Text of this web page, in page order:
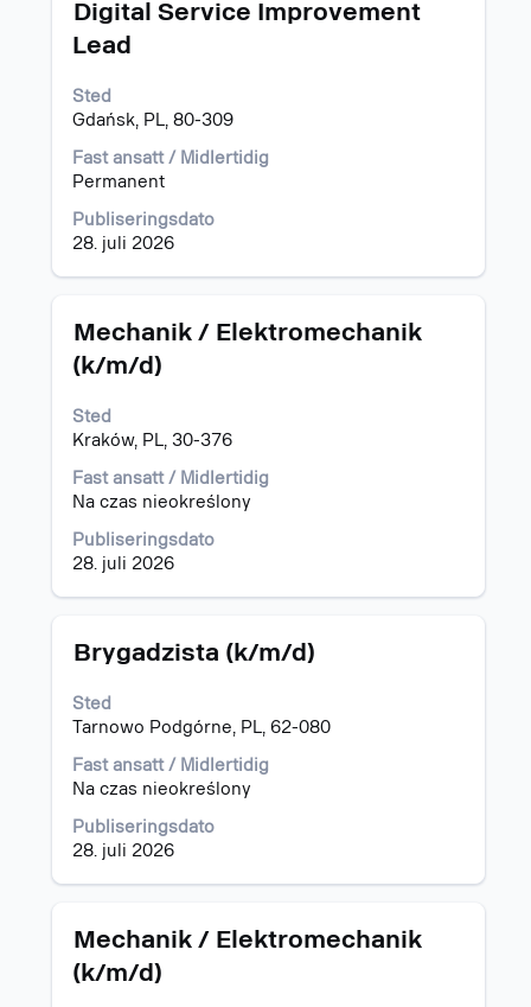
Tittel
Digital Service Improvement
Lead
Sted
Gdańsk, PL, 80-309
Fast ansatt / Midlertidig
Permanent
Publiseringsdato
28. juli 2026
Velg
med
mellomromstasten
å
vise
det
fullstendige
i
jobbinformasjonen.
Tittel
Mechanik / Elektromechanik
(k/m/d)
Sted
Kraków, PL, 30-376
Fast ansatt / Midlertidig
Na czas nieokreślony
Publiseringsdato
28. juli 2026
Velg
mellomromstasten
å
vise
det
fullstendige
i
jobbinformasjonen.
Tittel
Brygadzista (k/m/d)
Sted
Tarnowo Podgórne, PL, 62-080
Fast ansatt / Midlertidig
Na czas nieokreślony
Publiseringsdato
28. juli 2026
Velg
med
mellomromstasten
for
vise
det
innholdet
i
jobbinformasjonen.
Tittel
Mechanik / Elektromechanik
(k/m/d)
Velg
mellomromstasten